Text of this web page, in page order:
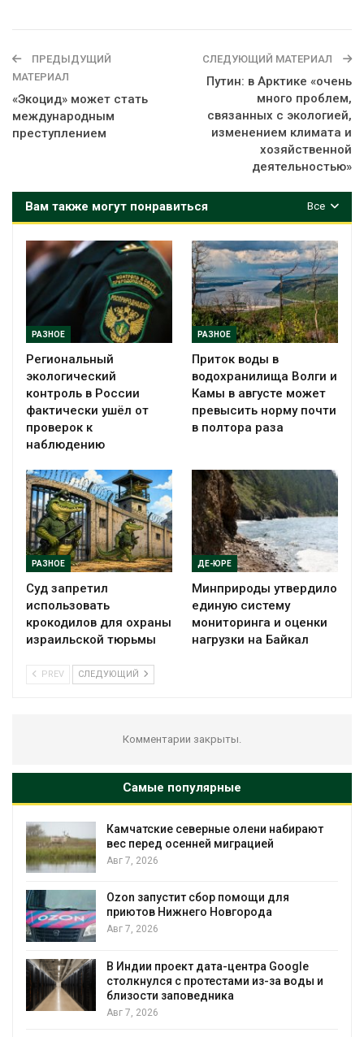
ПРЕДЫДУЩИЙ
МАТЕРИАЛ
«Экоцид» может стать
международным
преступлением
СЛЕДУЮЩИЙ МАТЕРИАЛ
Путин: в Арктике «очень
много проблем,
связанных с экологией,
изменением климата и
хозяйственной
деятельностью»
Все
Вам также могут понравиться
РАЗНОЕ
Региональный
экологический
контроль в России
фактически ушёл от
проверок к
наблюдению
РАЗНОЕ
Приток воды в
водохранилища Волги и
Камы в августе может
превысить норму почти
в полтора раза
РАЗНОЕ
Суд запретил
использовать
крокодилов для охраны
израильской тюрьмы
ДЕ-ЮРЕ
Минприроды утвердило
единую систему
мониторинга и оценки
нагрузки на Байкал
PREV СЛЕДУЮЩИЙ
Комментарии закрыты.
Самые популярные
Камчатские северные олени набирают
вес перед осенней миграцией
Авг 7, 2026
Ozon запустит сбор помощи для
приютов Нижнего Новгорода
Авг 7, 2026
В Индии проект дата-центра Google
столкнулся с протестами из-за воды и
близости заповедника
Авг 7, 2026